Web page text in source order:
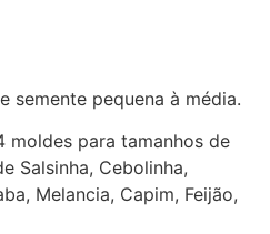
semente pequena à média.
moldes para tamanhos de
Salsinha, Cebolinha,
Melancia, Capim, Feijão,